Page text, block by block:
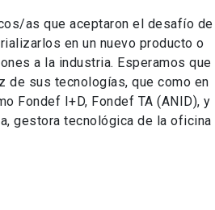
as que aceptaron el desafío de
en un nuevo producto o
a la industria. Esperamos que
de sus tecnologías, que como en
Fondef I+D, Fondef TA (ANID), y
gestora tecnológica de la oficina